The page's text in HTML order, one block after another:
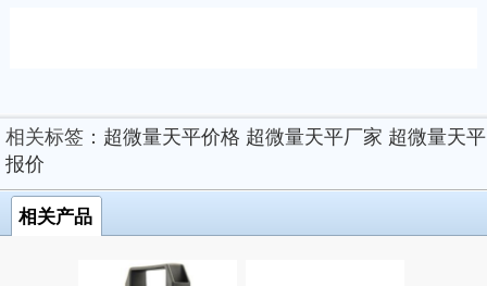
相关标签： 超微量天平价格 超微量天平厂家 超微量天平
报价
相关产品